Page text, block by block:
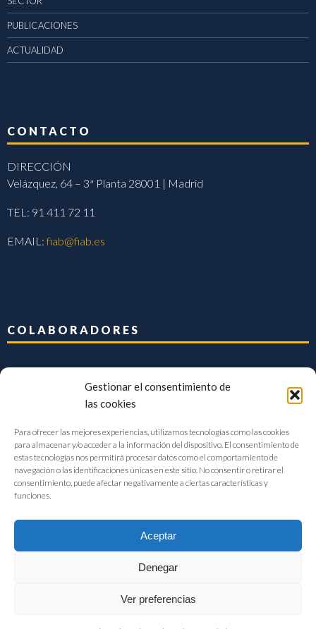
Gestionar el consentimiento de
las cookies
Para ofrecer las mejores experiencias, utilizamos tecnologías como las cookies
para almacenar y/o acceder a la información del dispositivo. El consentimiento de
estas tecnologías nos permitirá procesar datos como el comportamiento de
navegación o las identificaciones únicas en este sitio. No consentir o retirar el
consentimiento, puede afectar negativamente a ciertas características y
funciones.
Aceptar
Denegar
Ver preferencias
PUBLICACIONES
ACTUALIDAD
CONTACTO
DIRECCIÓN
Velázquez, 64 – 3ª Planta 28001 | Madrid
TEL: 91 411 72 11
EMAIL:fiab@fiab.es
COLABORADORES
FIAB Federación Española de Industrias de la Alimentación y Bebidas